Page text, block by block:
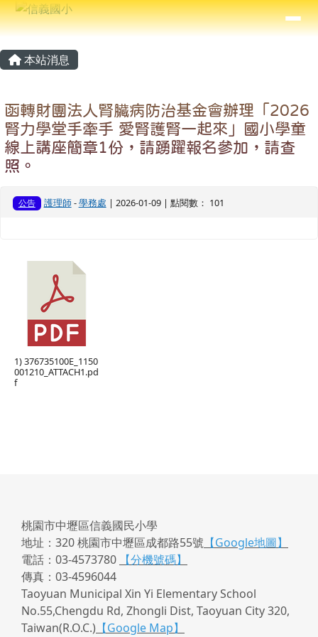
跳至主內容區
信義國小
⏸
導覽列
主內容區域
本站消息
函轉財團法人腎臟病防治基金會辦理「2026
腎力學堂手牽手 愛腎護腎一起來」國小學童
線上講座簡章1份，請踴躍報名參加，請查
照。
公告 護理師-學務處 | 2026-01-09 | 點閱數： 101
1) 376735100E_1150
001210_ATTACH1.pd
f
頁尾區域
桃園市中壢區信義國民小學
地址：320 桃園市中壢區成都路55號 【Google地圖】
電話：03-4573780
【分機號碼】
傳真：03-4596044
Taoyuan Municipal Xin Yi Elementary School
No.55,Chengdu Rd, Zhongli Dist, Taoyuan City 320,
Taiwan(R.O.C.) 【Google Map】